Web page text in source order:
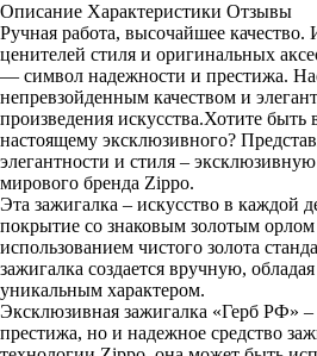
Описание Характеристики Отзывы
Ручная работа, высочайшее
ценителей стиля и оригинальных
— символ надежности и престижа.
непревзойденным качеством и
произведения искусства.Хотите быть
настоящему эксклюзивного?
элегантности и стиля –
мирового бренда Zippo.
Эта зажигалка – искусство в каждой
покрытие со знаковым золотым орлом
использованием чистого золота
зажигалка создается вручную,
уникальным характером.
Эксклюзивная зажигалка «Герб РФ» –
престижа, но и надежное средство